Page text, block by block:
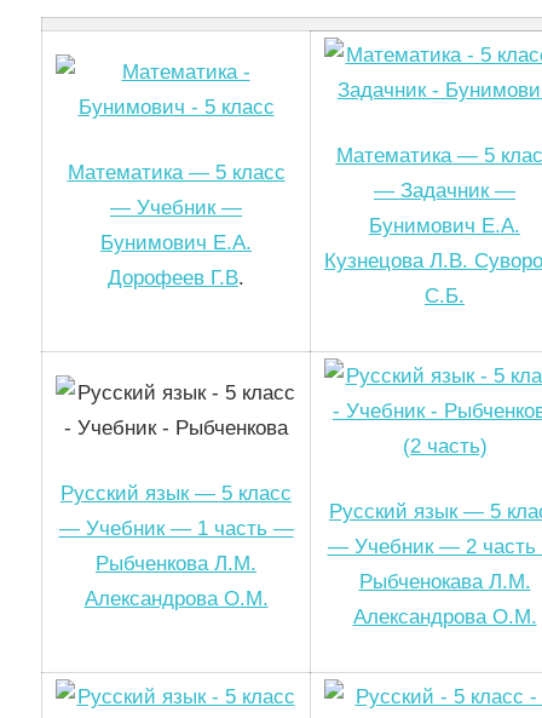
Математика — 5 класс
— Учебник —
Бунимович Е.А.
Дорофеев Г.В.
Математика — 5
— Задачник —
Бунимович Е.А.
Кузнецова Л.В.
С.Б.
Русский язык — 5 класс
— Учебник — 1 часть —
Рыбченкова Л.М.
Александрова О.М.
Русский язык — 5
— Учебник — 2
Рыбченокава Л.М.
Александрова О.М.